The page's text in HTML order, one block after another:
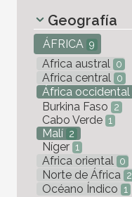
Geografía
ÁFRICA 9
Africa austral 0
Africa central 0
África occidental
Burkina Faso 2
Cabo Verde 1
Malí 2
Níger 1
Africa oriental 0
Norte de África 2
Océano Índico 1